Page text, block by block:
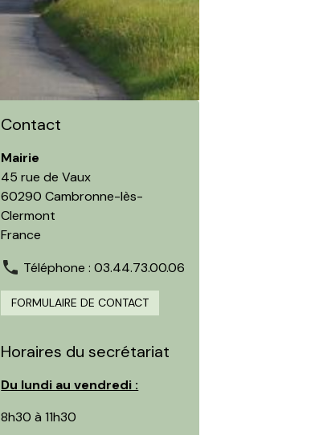
Contact
Mairie
45 rue de Vaux
60290 Cambronne-lès-
Clermont
France
Téléphone : 03.44.73.00.06
FORMULAIRE DE CONTACT
Horaires du secrétariat
Du lundi au vendredi :
8h30 à 11h30